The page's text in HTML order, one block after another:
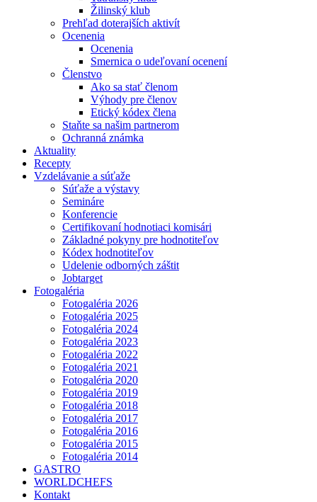
Žilinský klub
Prehľad doterajších aktivít
Ocenenia
Ocenenia
Smernica o udeľovaní ocenení
Členstvo
Ako sa stať členom
Výhody pre členov
Etický kódex člena
Staňte sa našim partnerom
Ochranná známka
Aktuality
Recepty
Vzdelávanie a súťaže
Súťaže a výstavy
Semináre
Konferencie
Certifikovaní hodnotiaci komisári
Základné pokyny pre hodnotiteľov
Kódex hodnotiteľov
Udelenie odborných záštit
Jobtarget
Fotogaléria
Fotogaléria 2026
Fotogaléria 2025
Fotogaléria 2024
Fotogaléria 2023
Fotogaléria 2022
Fotogaléria 2021
Fotogaléria 2020
Fotogaléria 2019
Fotogaléria 2018
Fotogaléria 2017
Fotogaléria 2016
Fotogaléria 2015
Fotogaléria 2014
GASTRO
WORLDCHEFS
Kontakt